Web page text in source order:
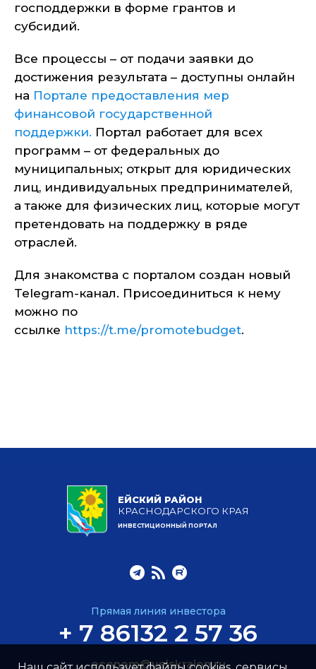
господдержки в форме грантов и
субсидий.
Все процессы – от подачи заявки до
достижения результата – доступны онлайн
на Портале предоставления мер
финансовой государственной
поддержки. Портал работает для всех
программ – от федеральных до
муниципальных; открыт для юридических
лиц, индивидуальных предпринимателей,
а также для физических лиц, которые могут
претендовать на поддержку в ряде
отраслей.
Для знакомства с порталом создан новый
Telegram-канал. Присоединиться к нему
можно по
ссылке https://t.me/promotebudget.
ЕЙСКИЙ РАЙОН
КРАСНОДАРСКОГО КРАЯ
ИНВЕСТИЦИОННЫЙ ПОРТАЛ
Прямая линия инвестора
+ 7 86132 2 57 36
econom@yeiskraion.ru